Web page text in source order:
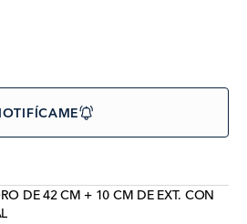
DE 42 CM + 10 CM DE EXT. CON